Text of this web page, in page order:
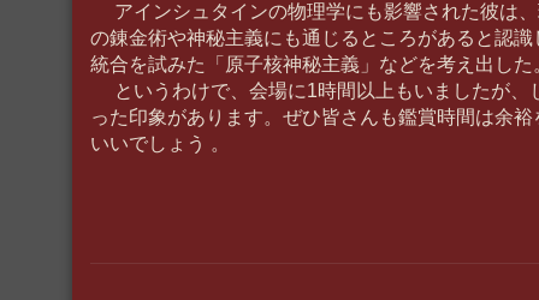
アインシュタインの物理学にも影響された彼は
の錬金術や神秘主義にも通じるところがあると認
統合を試みた「原子核神秘主義」などを考え出した
というわけで、会場に1時間以上もいましたが、
った印象があります。ぜひ皆さんも鑑賞時間は余
いいでしょう 。